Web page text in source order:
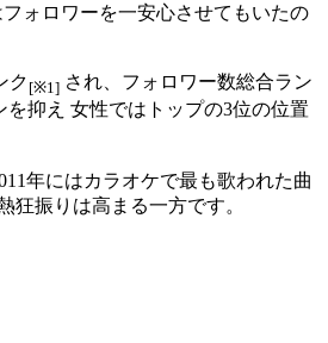
ォロワーを一安心させてもいたの
ク [※1] され、フォロワー数総合ラン
抑え 女性ではトップの3位の位置
年にはカラオケで最も歌われた曲
狂振りは高まる一方です。